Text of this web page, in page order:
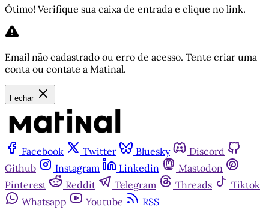
Ótimo! Verifique sua caixa de entrada e clique no link.
Email não cadastrado ou erro de acesso. Tente criar uma
conta ou contate a Matinal.
Fechar
Facebook Twitter Bluesky
Discord
Github
Instagram Linkedin
Mastodon
Pinterest
Reddit Telegram Threads
Tiktok
Whatsapp
Youtube
RSS